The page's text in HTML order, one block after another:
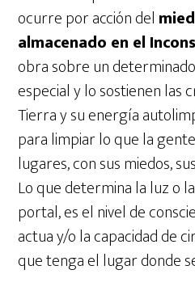
ocurre por acción del
almacenado en el
obra sobre un
especial y lo sostienen las
Tierra y su energía
para limpiar lo que la
lugares, con sus miedos,
Lo que determina la luz o
portal, es el nivel de
actua y/o la capacidad de
que tenga el lugar donde